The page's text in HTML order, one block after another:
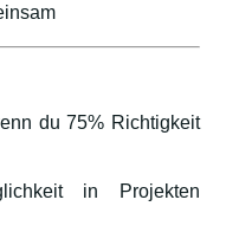
du 75% Richtigkeit
in Projekten